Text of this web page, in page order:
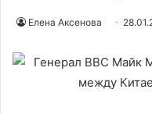
Елена Аксенова